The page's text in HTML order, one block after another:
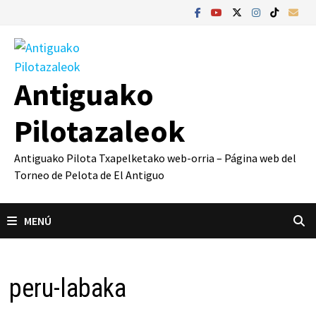
contenido
Antiguako
Pilotazaleok
Antiguako Pilota Txapelketako web-orria – Página web del
Torneo de Pelota de El Antiguo
MENÚ
peru-labaka